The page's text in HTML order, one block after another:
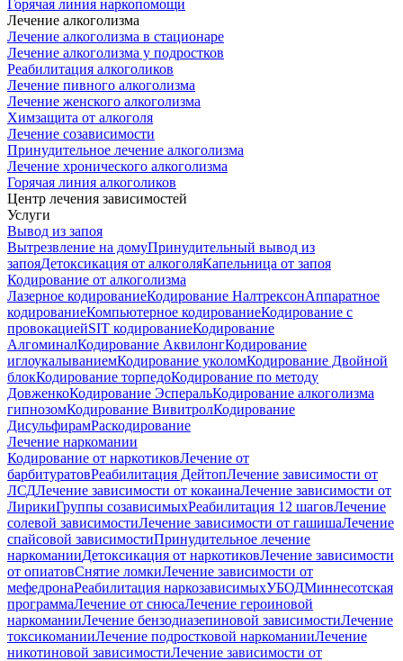
Горячая линия наркопомощи
Лечение алкоголизма
Лечение алкоголизма в стационаре
Лечение алкоголизма у подростков
Реабилитация алкоголиков
Лечение пивного алкоголизма
Лечение женского алкоголизма
Химзащита от алкоголя
Лечение созависимости
Принудительное лечение алкоголизма
Лечение хронического алкоголизма
Горячая линия алкоголиков
Центр лечения зависимостей
Услуги
Вывод из запоя
Вытрезвление на домуПринудительный вывод из
запояДетоксикация от алкоголяКапельница от запоя
Кодирование от алкоголизма
Лазерное кодированиеКодирование НалтрексонАппаратное
кодированиеКомпьютерное кодированиеКодирование с
провокациейSIT кодированиеКодирование
АлгоминалКодирование АквилонгКодирование
иглоукалываниемКодирование уколомКодирование Двойной
блокКодирование торпедоКодирование по методу
ДовженкоКодирование ЭсперальКодирование алкоголизма
гипнозомКодирование ВивитролКодирование
ДисульфирамРаскодирование
Лечение наркомании
Кодирование от наркотиковЛечение от
барбитуратовРеабилитация ДейтопЛечение зависимости от
ЛСДЛечение зависимости от кокаинаЛечение зависимости от
ЛирикиГруппы созависимыхРеабилитация 12 шаговЛечение
солевой зависимостиЛечение зависимости от гашишаЛечение
спайсовой зависимостиПринудительное лечение
наркоманииДетоксикация от наркотиковЛечение зависимости
от опиатовСнятие ломкиЛечение зависимости от
мефедронаРеабилитация наркозависимыхУБОДМиннесотская
программаЛечение от снюсаЛечение героиновой
наркоманииЛечение бензодиазепиновой зависимостиЛечение
токсикоманииЛечение подростковой наркоманииЛечение
никотиновой зависимостиЛечение зависимости от